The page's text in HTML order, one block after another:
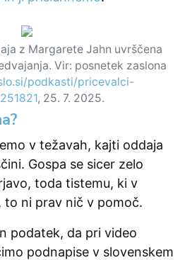
z Margarete Jahn uvrščena
Vir: posnetek zaslona
podkasti/pricevalci-
, 25. 7. 2025.
v težavah, kajti oddaja
Gospa se sicer zelo
toda tistemu, ki v
to ni prav nič v pomoč.
podatek, da pri video
podnapise v slovenskem